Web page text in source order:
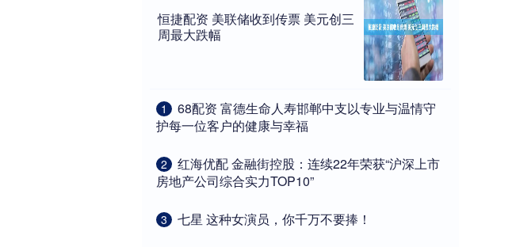
恒捷配资 美联储收到传票 美元创三
周最大跌幅
1
​68配资 富德生命人寿邯郸中支以专业与温情守
护每一位客户的健康与幸福
2
​红海优配 金融街控股：连续22年荣获“沪深上市
房地产公司综合实力TOP10”
3 ​七星 这种女演员，你千万不要捧！